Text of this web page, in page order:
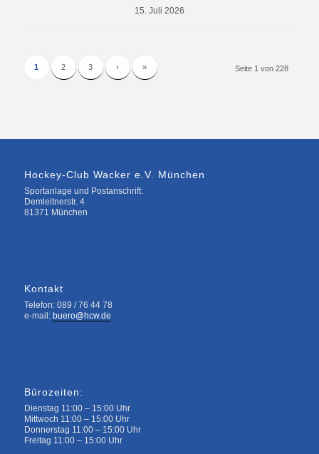
15. Juli 2026
Seite 1 von 228
1 2 3 › »
Hockey-Club Wacker e.V. München
Sportanlage und Postanschrift:
Demleitnerstr. 4
81371 München
Kontakt
Telefon: 089 / 76 44 78
e-mail: buero@hcw.de
Bürozeiten:
Dienstag 11:00 – 15:00 Uhr
Mittwoch 11:00 – 15:00 Uhr
Donnerstag 11:00 – 15:00 Uhr
Freitag 11:00 – 15:00 Uhr